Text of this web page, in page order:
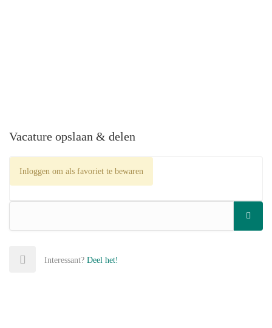
Vacature opslaan & delen
Inloggen om als favoriet te bewaren
Interessant? Deel het!